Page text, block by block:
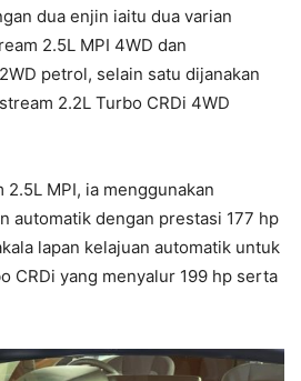
dua enjin iaitu dua varian
2.5L MPI 4WD dan
petrol, selain satu dijanakan
2.2L Turbo CRDi 4WD
MPI, ia menggunakan
automatik dengan prestasi 177 hp
lapan kelajuan automatik untuk
CRDi yang menyalur 199 hp serta